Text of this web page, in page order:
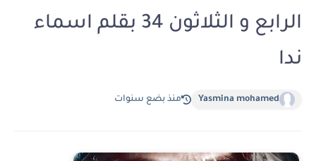
الرابع و الثلاثون 34 بقلم اسماء
ندا
Yasmina mohamed منذ بضع سنوات